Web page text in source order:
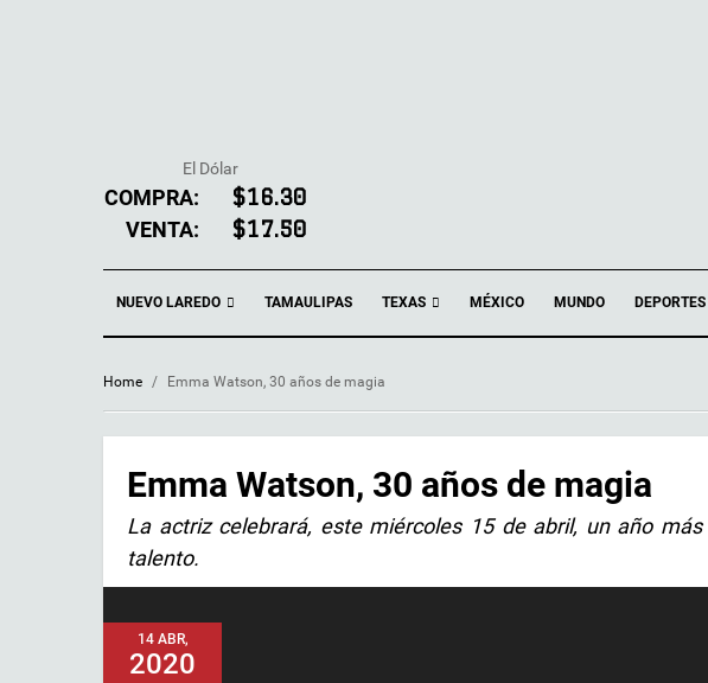
El Dólar
COMPRA: $16.30
VENTA: $17.50
NUEVO LAREDO TAMAULIPAS TEXAS MÉXICO MUNDO DEPORTES
Home / Emma Watson, 30 años de magia
Emma Watson, 30 años de magia
La actriz celebrará, este miércoles 15 de abril, un año
talento.
14 ABR,
2020